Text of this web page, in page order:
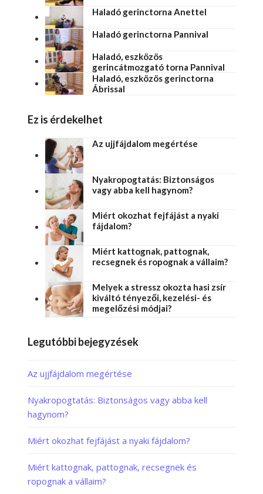
Haladó gerinctorna Anettel
Haladó gerinctorna Pannival
Haladó, eszközös
gerincátmozgató torna Pannival
Haladó, eszközös gerinctorna
Ábrissal
Ez is érdekelhet
Az ujjfájdalom megértése
Nyakropogtatás: Biztonságos
vagy abba kell hagynom?
Miért okozhat fejfájást a nyaki
fájdalom?
Miért kattognak, pattognak,
recsegnek és ropognak a vállaim?
Melyek a stressz okozta hasi zsír
kiváltó tényezői, kezelési- és
megelőzési módjai?
Legutóbbi bejegyzések
Az ujjfájdalom megértése
Nyakropogtatás: Biztonságos vagy abba kell
hagynom?
Miért okozhat fejfájást a nyaki fájdalom?
Miért kattognak, pattognak, recsegnek és
ropognak a vállaim?